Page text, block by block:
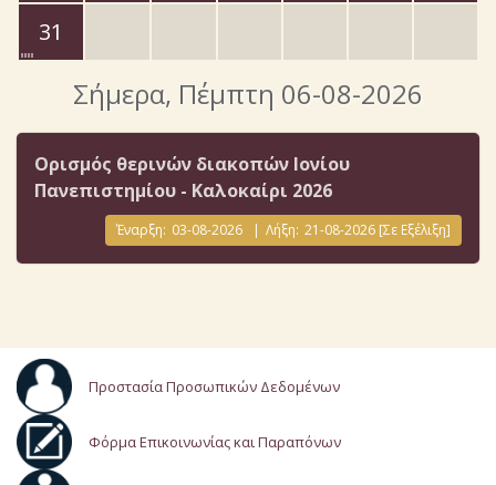
31
Σήμερα, Πέμπτη 06-08-2026
Ορισμός θερινών διακοπών Ιονίου
Πανεπιστημίου - Καλοκαίρι 2026
Έναρξη: 03-08-2026 | Λήξη: 21-08-2026 [Σε Εξέλιξη]
Προστασία Προσωπικών Δεδομένων
Φόρμα Επικοινωνίας και Παραπόνων